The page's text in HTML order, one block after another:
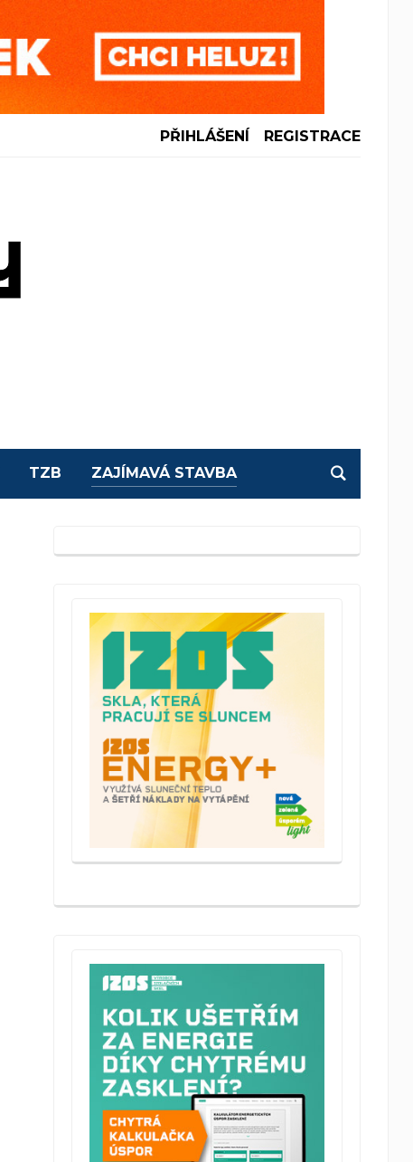
PŘIHLÁŠENÍ REGISTRACE
TZB ZAJÍMAVÁ STAVBA